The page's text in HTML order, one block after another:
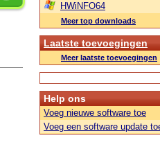
HWiNFO64
Meer top downloads
Laatste toevoegingen
Meer laatste toevoegingen
Help ons
Voeg nieuwe software toe
Voeg een software update